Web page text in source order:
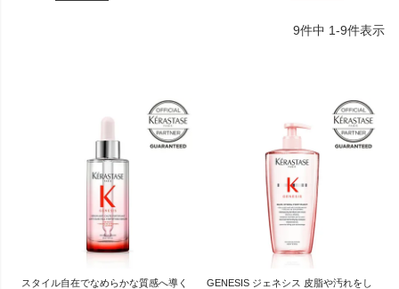
9件中 1-9件表示
スタイル自在でなめらかな質感へ導く
GENESIS ジェネシス 皮脂や汚れをし